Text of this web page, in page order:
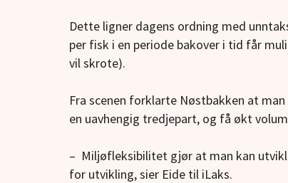
Dette ligner dagens ordning med
per fisk i en periode bakover i tid får
vil skrote).
Fra scenen forklarte Nøstbakken at
en uavhengig tredjepart, og få økt
– Miljøfleksibilitet gjør at man kan
for utvikling, sier Eide til iLaks.